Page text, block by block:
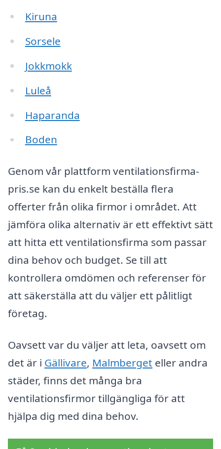
Kiruna
Sorsele
Jokkmokk
Luleå
Haparanda
Boden
Genom vår plattform ventilationsfirma-
pris.se kan du enkelt beställa flera
offerter från olika firmor i området. Att
jämföra olika alternativ är ett effektivt sätt
att hitta ett ventilationsfirma som passar
dina behov och budget. Se till att
kontrollera omdömen och referenser för
att säkerställa att du väljer ett pålitligt
företag.
Oavsett var du väljer att leta, oavsett om
det är i Gällivare, Malmberget eller andra
städer, finns det många bra
ventilationsfirmor tillgängliga för att
hjälpa dig med dina behov.